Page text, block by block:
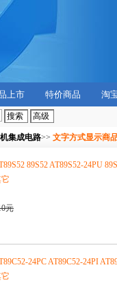
上市 特价商品 淘
集成电路>> 文字方式显示商
89S52 AT89S52-24PU
元
24PC AT89C52-24PI